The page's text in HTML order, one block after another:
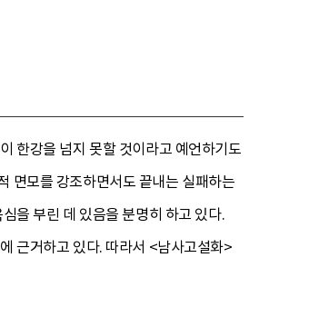
한강을 넘지 못할 것이라고 예언하기도
면모를 강조하면서도 끝내는 실패하는
을 부린 데 있음을 분명히 하고 있다.
근거하고 있다. 따라서 <남사고설화>